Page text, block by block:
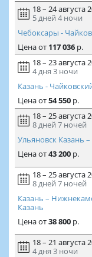
18 – 24 августа
5 дней 4 ночи
Чебоксары -
Ценаот 117 036р.
18 – 23 августа
4 дня 3 ночи
Казань -
Ценаот54 550р.
18 – 25 августа
8 дней 7 ночей
Ульяновск Казань
Ценаот43 200р.
18 – 25 августа
8 дней 7 ночей
Казань –
Казань
Ценаот38 800р.
18 – 21 августа
4 дня 3 ночи